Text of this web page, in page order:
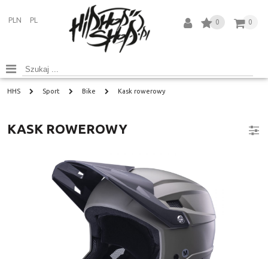
PLN PL 0
0
HHS Sport Bike Kask rowerowy
KASK ROWEROWY